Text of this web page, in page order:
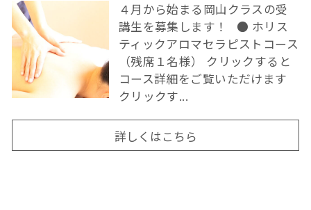
４月から始まる岡山クラスの受
講生を募集します！ ● ホリス
ティックアロマセラピストコース
（残席１名様） クリックすると
コース詳細をご覧いただけます
クリックす...
詳しくはこちら